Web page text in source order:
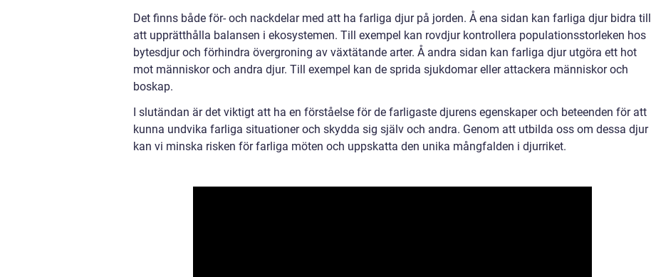
Det finns både för- och nackdelar med att ha farliga djur på jorden. Å ena sidan kan farliga djur bidra till
att upprätthålla balansen i ekosystemen. Till exempel kan rovdjur kontrollera populationsstorleken hos
bytesdjur och förhindra övergroning av växtätande arter. Å andra sidan kan farliga djur utgöra ett hot
mot människor och andra djur. Till exempel kan de sprida sjukdomar eller attackera människor och
boskap.
I slutändan är det viktigt att ha en förståelse för de farligaste djurens egenskaper och beteenden för att
kunna undvika farliga situationer och skydda sig själv och andra. Genom att utbilda oss om dessa djur
kan vi minska risken för farliga möten och uppskatta den unika mångfalden i djurriket.